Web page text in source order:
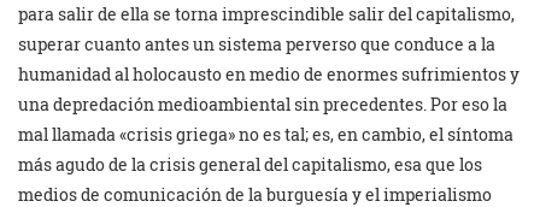
para salir de ella se torna imprescindible salir del capitalismo,
superar cuanto antes un sistema perverso que conduce a la
humanidad al holocausto en medio de enormes sufrimientos y
una depredación medioambiental sin precedentes. Por eso la
mal llamada «crisis griega» no es tal; es, en cambio, el síntoma
más agudo de la crisis general del capitalismo, esa que los
medios de comunicación de la burguesía y el imperialismo